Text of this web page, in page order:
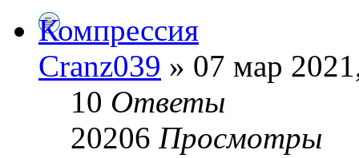
Компрессия
Cranz039 » 07 мар
10 Ответы
20206 Просмотры